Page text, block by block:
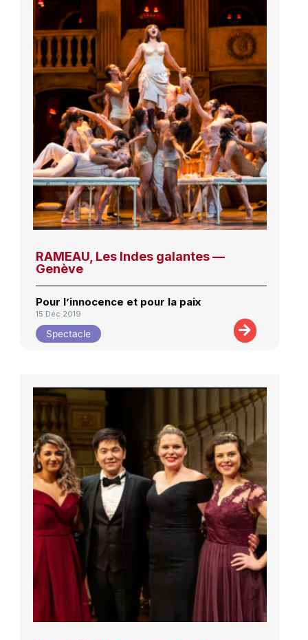
RAMEAU, Les Indes galantes —
Genève
Pour l’innocence et pour la paix
15 Déc 2019
Spectacle